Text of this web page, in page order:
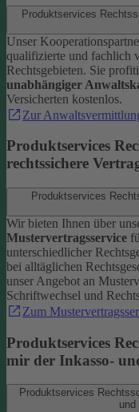
Produktservices
Unser
qualifizierte und fachlich
Rechtsgebieten. Sie
unabhängiger
Versicherten kostenlos.
Zur
Produktservices
rechtssichere
Produktservices
Wir bieten Ihnen über
Mustervertragsservice
unterschiedlicher
bei alltäglichen
unser Angebot an
Schriftwechsel und
Zum
Produktservices
mir der Inkasso-
Produktservices